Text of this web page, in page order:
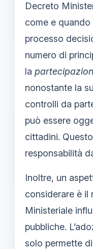
Decreto
come e
processo
numero di
la
nonostante la
controlli da
può essere
cittadini.
responsabilità
Inoltre, un
considerare è il
Ministeriale
pubbliche.
solo permette